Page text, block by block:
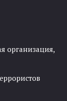
организация,